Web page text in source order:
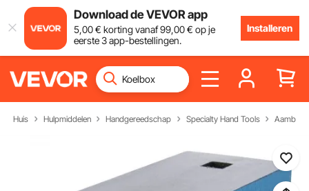
Download de VEVOR app
5,00€ korting vanaf99,00€ op je
eerste 3 app-bestellingen.
Installeren
Huis Hulpmiddelen Handgereedschap Specialty Hand Tools